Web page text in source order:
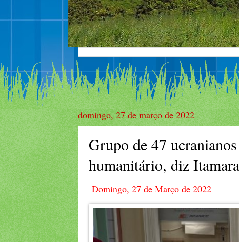
domingo, 27 de março de 2022
Grupo de 47
humanitário, diz
Domingo, 27 de Março de 2022